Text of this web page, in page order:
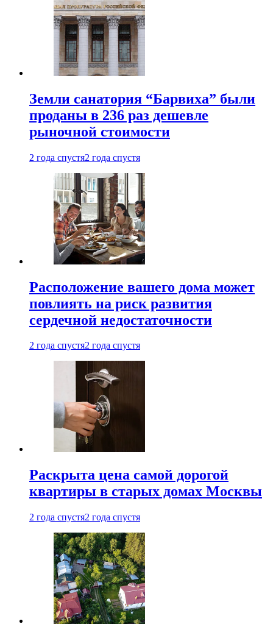
Земли санатория “Барвиха” были
проданы в 236 раз дешевле
рыночной стоимости
2 года спустя2 года спустя
Расположение вашего дома может
повлиять на риск развития
сердечной недостаточности
2 года спустя2 года спустя
Раскрыта цена самой дорогой
квартиры в старых домах Москвы
2 года спустя2 года спустя